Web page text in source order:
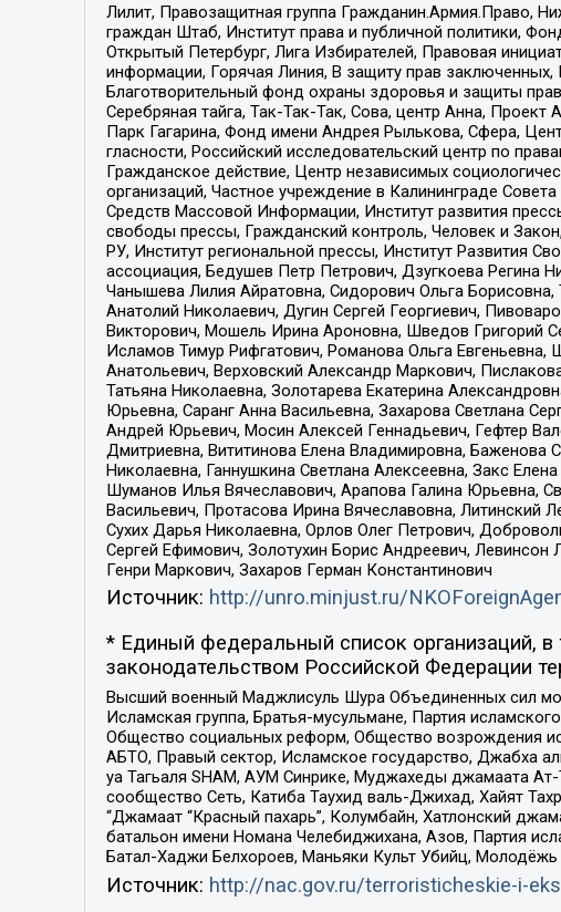
Лилит, Правозащитная группа Гражданин.Армия.Право,
граждан Штаб, Институт права и публичной политики,
Открытый Петербург, Лига Избирателей, Правовая
информации, Горячая Линия, В защиту прав
Благотворительный фонд охраны здоровья и защиты
Серебряная тайга, Так-Так-Так, Сова, центр Анна,
Парк Гагарина, Фонд имени Андрея Рылькова, Сфера,
гласности, Российский исследовательский центр по
Гражданское действие, Центр независимых
организаций, Частное учреждение в Калининграде
Средств Массовой Информации, Институт развития
свободы прессы, Гражданский контроль, Человек и
РУ, Институт региональной прессы, Институт Развития
ассоциация, Бедушев Петр Петрович, Дзугкоева Регина
Чанышева Лилия Айратовна, Сидорович Ольга Борисовна,
Анатолий Николаевич, Дугин Сергей Георгиевич,
Викторович, Мошель Ирина Ароновна, Шведов Григорий
Исламов Тимур Рифгатович, Романова Ольга
Анатольевич, Верховский Александр Маркович,
Татьяна Николаевна, Золотарева Екатерина
Юрьевна, Саранг Анна Васильевна, Захарова Светлана
Андрей Юрьевич, Мосин Алексей Геннадьевич, Гефтер
Дмитриевна, Вититинова Елена Владимировна, Баженова
Николаевна, Ганнушкина Светлана Алексеевна, Закс
Шуманов Илья Вячеславович, Арапова Галина Юрьевна,
Васильевич, Протасова Ирина Вячеславовна,
Сухих Дарья Николаевна, Орлов Олег Петрович,
Сергей Ефимович, Золотухин Борис Андреевич,
Генри Маркович, Захаров Герман Константинович
Источник: http://unro.minjust.ru/
* Единый федеральный список организаций,
законодательством Российской Федерации
Высший военный Маджлисуль Шура Объединенных сил
Исламская группа, Братья-мусульмане, Партия
Общество социальных реформ, Общество возрождения
АБТО, Правый сектор, Исламское государство, Джабха
уа Тагьаля SHAM, АУМ Синрике, Муджахеды джамаата
сообщество Сеть, Катиба Таухид валь-Джихад, Хайят
“Джамаат “Красный пахарь”, Колумбайн, Хатлонский
батальон имени Номана Челебиджихана, Азов, Партия
Батал-Хаджи Белхороев, Маньяки Культ Убийц,
Источник: http://nac.gov.ru/terroristicheskie-i-